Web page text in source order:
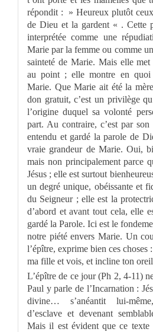
répondit : » Heureux plutôt
de Dieu et la gardent « . Cette
interprétée comme une
Marie par la femme ou comme
sainteté de Marie. Mais elle met
au point ; elle montre en quoi
Marie. Que Marie ait été la
don gratuit, c’est un privilège
l’origine duquel sa volonté
part. Au contraire, c’est par
entendu et gardé la parole de
vraie grandeur de Marie. Oui,
mais non principalement parce
Jésus ; elle est surtout
un degré unique, obéissante et
du Seigneur ; elle est la
d’abord et avant tout cela, elle
gardé la Parole. Ici est le
notre piété envers Marie. Un
l’épître, exprime bien ces
ma fille et vois, et incline ton
L’épître de ce jour (Ph 2, 4-11)
Paul y parle de l’Incarnation :
divine… s’anéantit lui-
d’esclave et devenant
Mais il est évident que ce texte